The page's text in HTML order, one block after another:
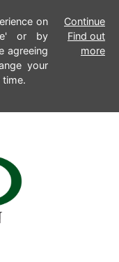
on
or by
agreeing
your
Continue
Find out
more